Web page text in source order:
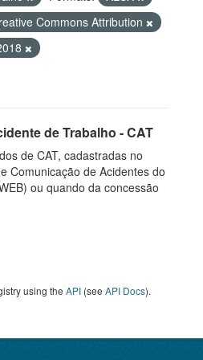
Commons Attribution
de Trabalho - CAT
de CAT, cadastradas no
Comunicação de Acidentes do
ou quando da concessão
using the API (see API Docs).